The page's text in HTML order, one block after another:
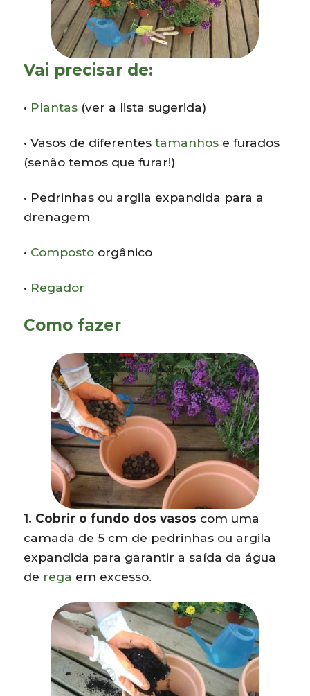
Vai precisar de:
• Plantas (ver a lista sugerida)
• Vasos de diferentestamanhos e furados
(senão temos que furar!)
• Pedrinhas ou argila expandida para a
drenagem
• Composto orgânico
• Regador
Como fazer
1. Cobrir o fundo dos vasos com uma
camada de 5 cm de pedrinhas ou argila
expandida para garantir a saída da água
de rega em excesso.